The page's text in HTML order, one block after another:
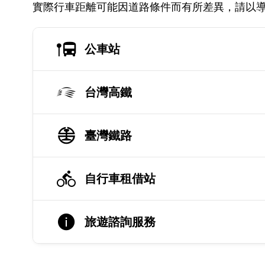
實際行車距離可能因道路條件而有所差異，請以
公車站
台灣高鐵
臺灣鐵路
自行車租借站
旅遊諮詢服務